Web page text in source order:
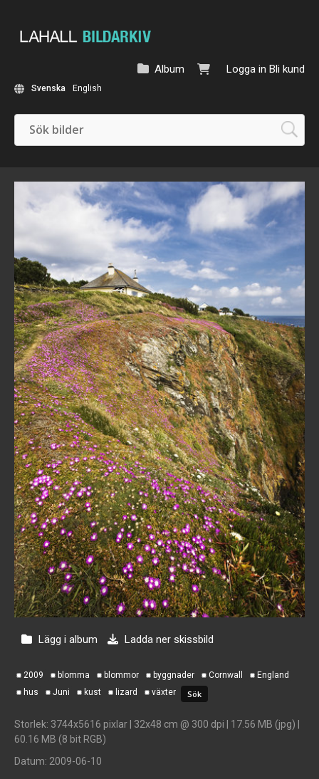
Logga in Bli kund
Album
Svenska English
Lägg i album Ladda ner skissbild
2009 blomma blommor byggnader Cornwall
England
hus
Juni kust lizard växter
Storlek: 3744x5616 pixlar | 32x48 cm @ 300 dpi | 17.56 MB (jpg) |
60.16 MB (8 bit RGB)
Datum: 2009-06-10